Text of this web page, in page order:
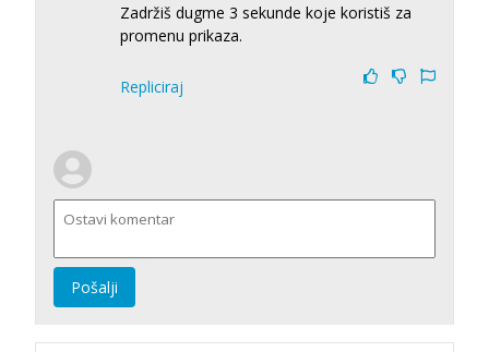
Zadržiš dugme 3 sekunde koje koristiš za
promenu prikaza.
Repliciraj
Pošalji